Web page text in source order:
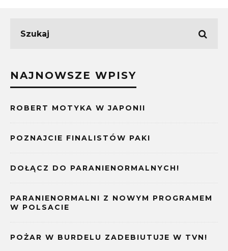
NAJNOWSZE WPISY
ROBERT MOTYKA W JAPONII
POZNAJCIE FINALISTÓW PAKI
DOŁĄCZ DO PARANIENORMALNYCH!
PARANIENORMALNI Z NOWYM PROGRAMEM
W POLSACIE
POŻAR W BURDELU ZADEBIUTUJE W TVN!